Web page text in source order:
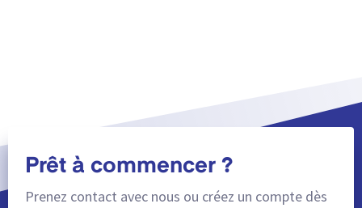
Prêt à commencer ?
Prenez contact avec nous ou créez un compte dès